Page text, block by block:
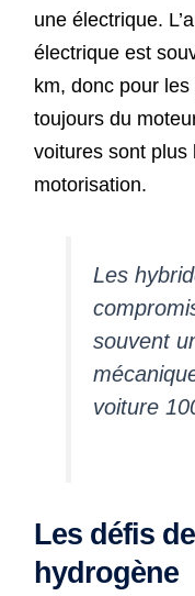
une électrique.
électrique est
km, donc pour
toujours du
voitures sont plus
motorisation.
Les
souvent
voiture
Les défis
hydrogène